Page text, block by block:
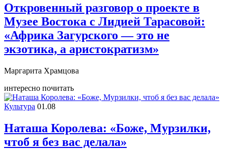
Откровенный разговор о проекте в
Музее Востока c Лидией Тарасовой:
«Африка Загурского — это не
экзотика, а аристократизм»
Маргарита Храмцова
интересно почитать
Культура 01.08
Наташа Королева: «Боже, Мурзилки,
чтоб я без вас делала»